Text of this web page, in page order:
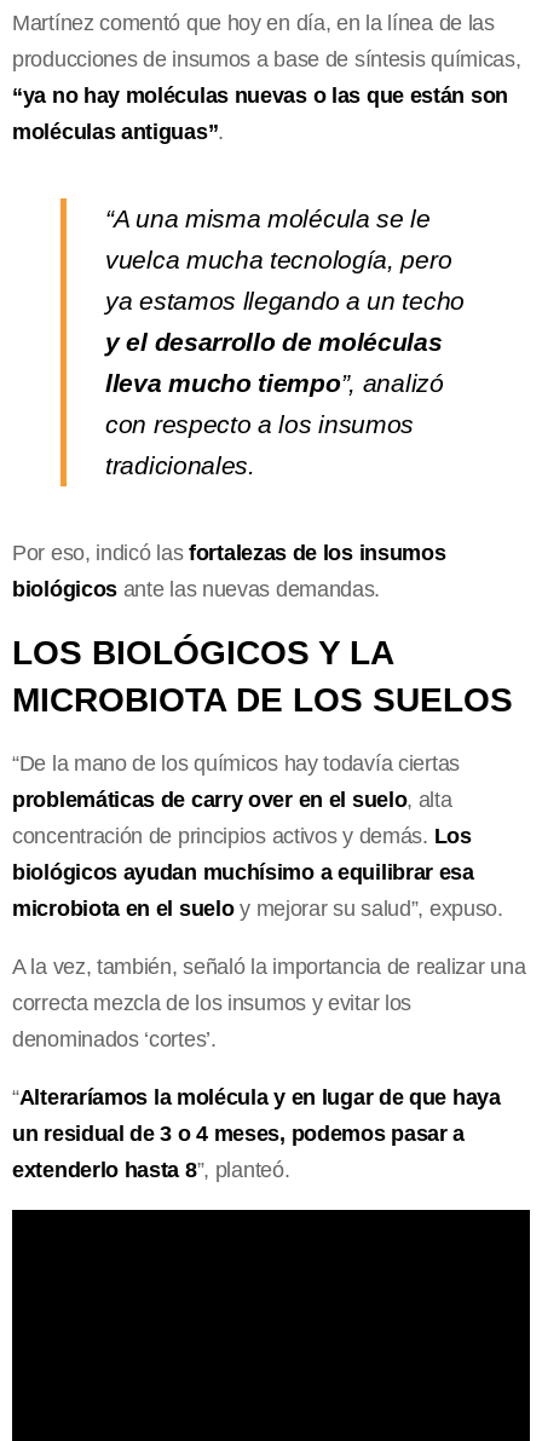
Martínez comentó que hoy en día, en la línea de las
producciones de insumos a base de síntesis químicas,
“ya no hay moléculas nuevas o las que están son
moléculas antiguas”.
“A una misma molécula se le
vuelca mucha tecnología, pero
ya estamos llegando a un techo
y el desarrollo de moléculas
lleva mucho tiempo”, analizó
con respecto a los insumos
tradicionales.
Por eso, indicó las fortalezas de los insumos
biológicos ante las nuevas demandas.
LOS BIOLÓGICOS Y LA
MICROBIOTA DE LOS SUELOS
“De la mano de los químicos hay todavía ciertas
problemáticas de carry over en el suelo, alta
concentración de principios activos y demás. Los
biológicos ayudan muchísimo a equilibrar esa
microbiota en el sueloy mejorar su salud”, expuso.
A la vez, también, señaló la importancia de realizar una
correcta mezcla de los insumos y evitar los
denominados ‘cortes’.
“Alteraríamos la molécula y en lugar de que haya
un residual de 3 o 4 meses, podemos pasar a
extenderlo hasta 8”, planteó.